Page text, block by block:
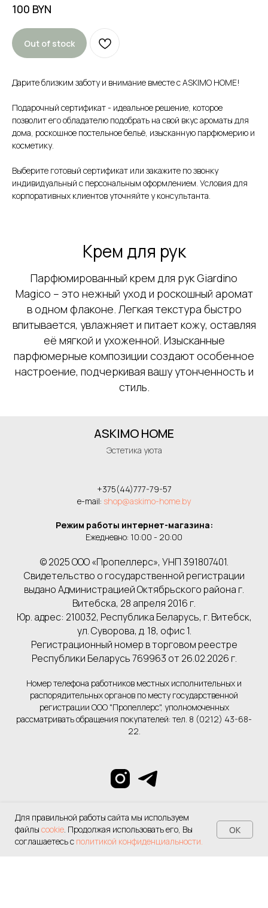
100 BYN
Out of stock
Дарите близким заботу и внимание вместе с ASKIMO HOME!
Подарочный сертификат - идеальное решение, которое
позволит его обладателю подобрать на свой вкус ароматы для
дома, роскошное постельное бельё, изысканную парфюмерию и
косметику.
Выберите готовый сертификат или закажите по звонку
индивидуальный с персональным оформлением. Условия для
корпоративных клиентов уточняйте у консультанта.
Крем для рук
Парфюмированный крем для рук Giardino
Magico – это нежный уход и роскошный аромат
в одном флаконе. Легкая текстура быстро
впитывается, увлажняет и питает кожу, оставляя
её мягкой и ухоженной. Изысканные
парфюмерные композиции создают особенное
настроение, подчеркивая вашу утонченность и
стиль.
Для правильной работы сайта мы используем
файлы cookie. Продолжая использовать его, Вы
соглашаетесь с политикой конфиденциальности.
OK
ASKIMO HOME
Эстетика уюта
+375(44)777-79-57
e-mail: shop@askimo-home.by
Режим работы интернет-магазина:
Ежедневно: 10:00 - 20:00
© 2025 ООО «Пропеллерс», УНП 391807401.
Свидетельство о государственной регистрации
выдано Администрацией Октябрьского района г.
Витебска, 28 апреля 2016 г.
Юр. адрес: 210032, Республика Беларусь, г. Витебск,
ул. Суворова, д. 18, офис 1.
Регистрационный номер в торговом реестре
Республики Беларусь 769963 от 26.02.2026 г.
Номер телефона работников местных исполнительных и
распорядительных органов по месту государственной
регистрации ООО "Пропеллерс", уполномоченных
рассматривать обращения покупателей: тел. 8 (0212) 43-68-
22.